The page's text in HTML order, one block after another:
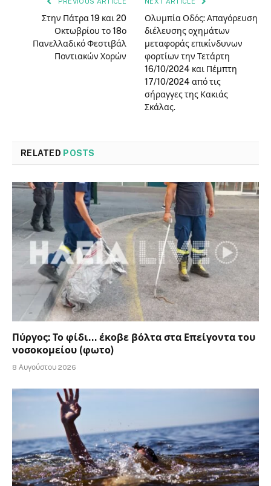
Στην Πάτρα 19 και 20
Οκτωβρίου το 18ο
Πανελλαδικό Φεστιβάλ
Ποντιακών Χορών
Ολυμπία Οδός: Απαγόρευση
διέλευσης οχημάτων
μεταφοράς επικίνδυνων
φορτίων την Τετάρτη
16/10/2024 και Πέμπτη
17/10/2024 από τις
σήραγγες της Κακιάς
Σκάλας.
RELATED POSTS
Πύργος: Το φίδι… έκοβε βόλτα στα Επείγοντα του
νοσοκομείου (φωτο)
8 Αυγούστου 2026